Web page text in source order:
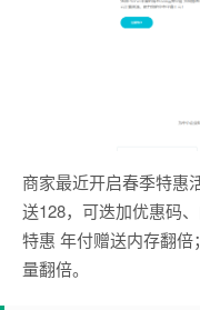
商家最近开启春季特惠
送128，可迭加优惠码
特惠 年付赠送内存翻
量翻倍。